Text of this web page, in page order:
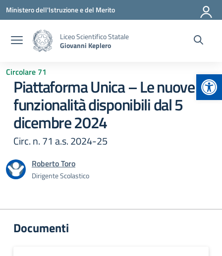
Vai ai contenuti
Vai al menu di navigazione
Vai al footer
Ministero dell'Istruzione e del Merito
Liceo Scientifico Statale
Giovanni Keplero
Circolare 71
Piattaforma Unica – Le nuove
funzionalità disponibili dal 5
dicembre 2024
Circ. n. 71 a.s. 2024-25
Roberto Toro
Dirigente Scolastico
Documenti